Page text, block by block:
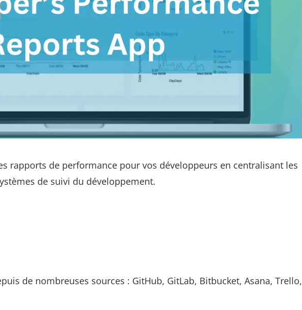
rapports de performance pour vos développeurs en centralisant les
de suivi du développement.
de nombreuses sources : GitHub, GitLab, Bitbucket, Asana, Trello,